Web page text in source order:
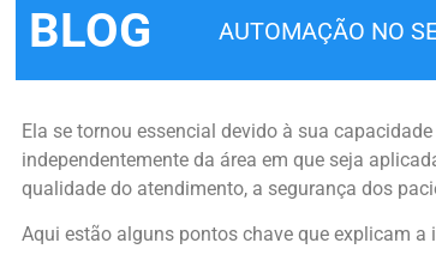
BLOG AUTOMAÇÃO NO
Ela se tornou essencial devido à sua
independentemente da área em que seja
qualidade do atendimento, a segurança dos
Aqui estão alguns pontos chave que explicam